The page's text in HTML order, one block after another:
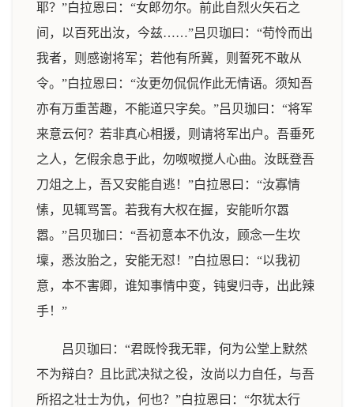
耶？”白拉恩曰：“女郎勿尔。前此自烈火矢石之
间，以百死出汝，今兹……”吕贝珈曰：“苟怜而出
我者，则感谢将军；若他有所冀，则誓死不敢从
令。”白拉恩曰：“汝更勿侃侃作此无情语。须知吾
亦有万重苦趣，不能道只字矣。”吕贝珈曰：“将军
来意云何？若非真心相援，则请将军出户。吾垂死
之人，乞假余息于此，勿呶呶搅人心曲。汝既登吾
刀俎之上，吾又安能自逃！”白拉恩曰：“汝寡情
愫，见辄骂詈。若我有大权在握，安能听尔嚣
嚣。”吕贝珈曰：“吾初意本不仇汝，顾念一生坎
壈，悉汝胎之，安能无怼！”白拉恩曰：“以我初
意，本不害卿，谁知事情中变，钝叟归寺，出此辣
手！”
吕贝珈曰：“君既怜我无罪，何为公堂上默然
不为辩白？且比武决狱之役，汝尚以力自任，与吾
所招之壮士为仇，何也？”白拉恩曰：“尔犹太行